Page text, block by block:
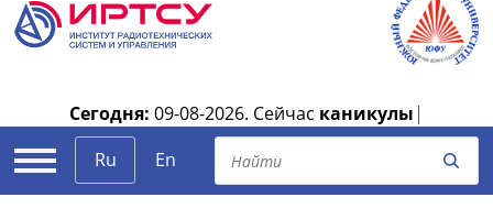
Сегодня: 09-08-2026. Сейчас каникулы |
Ru
En